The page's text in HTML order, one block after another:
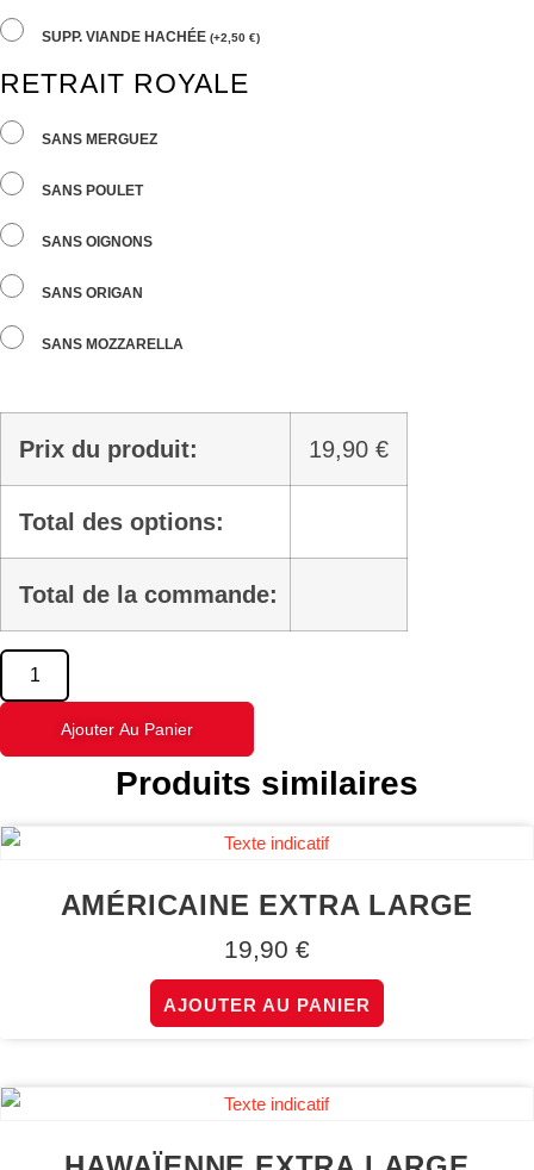
SUPP. VIANDE HACHÉE (+2,50 €)
RETRAIT ROYALE
SANS MERGUEZ
SANS POULET
SANS OIGNONS
SANS ORIGAN
SANS MOZZARELLA
Prix du produit: 19,90 €
Total des options:
Total de la commande:
quantité
Extra
Ajouter Au Panier
Produits similaires
AMÉRICAINE EXTRA LARGE
19,90 €
AJOUTER AU PANIER